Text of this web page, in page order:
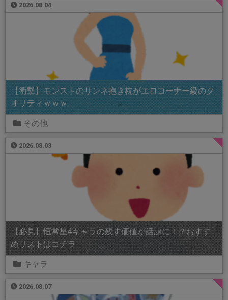
2026.08.04
【衝撃】モンストのリンネ抱き枕がエロコーナー級のク
オリティｗｗｗ
その他
2026.08.03
【必見】恒常星4キャラの残す価値が話題に！？おすす
めリストはコチラ
キャラ
2026.08.07